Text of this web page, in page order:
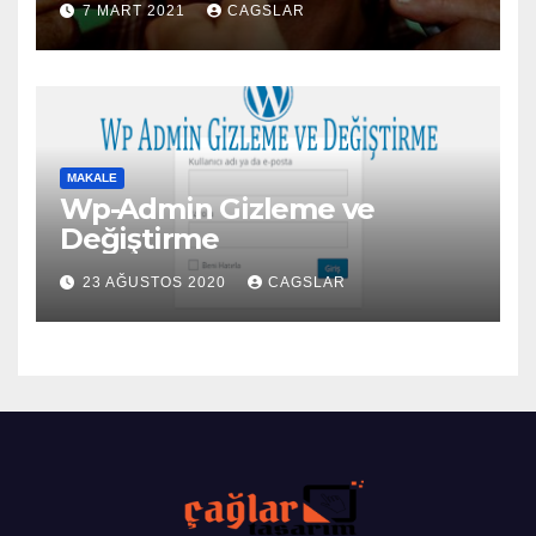
7 MART 2021 CAGSLAR
MAKALE
Wp-Admin Gizleme ve
Değiştirme
23 AĞUSTOS 2020 CAGSLAR